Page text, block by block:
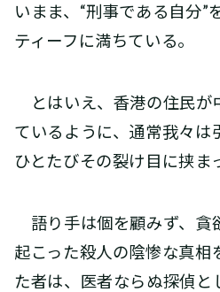
いまま、“刑事である自分
ティーフに満ちている。
とはいえ、香港の住民が
ているように、通常我々は
ひとたびその裂け目に挟ま
語り手は個を顧みず、貪
起こった殺人の陰惨な真相
た者は、医者ならぬ探偵と